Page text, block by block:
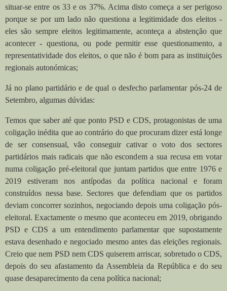
situar-se entre os 33 e os 37%. Acima disto começa a ser perigoso
porque se por um lado não questiona a legitimidade dos eleitos -
eles são sempre eleitos legitimamente, aconteça a abstenção que
acontecer - questiona, ou pode permitir esse questionamento, a
representatividade dos eleitos, o que não é bom para as instituições
regionais autonómicas;
Já no plano partidário e de qual o desfecho parlamentar pós-24 de
Setembro, algumas dúvidas:
Temos que saber até que ponto PSD e CDS, protagonistas de uma
coligação inédita que ao contrário do que procuram dizer está longe
de ser consensual, vão conseguir cativar o voto dos sectores
partidários mais radicais que não escondem a sua recusa em votar
numa coligação pré-eleitoral que juntam partidos que entre 1976 e
2019 estiveram nos antípodas da política nacional e foram
construídos nessa base. Sectores que defendiam que os partidos
deviam concorrer sozinhos, negociando depois uma coligação pós-
eleitoral. Exactamente o mesmo que aconteceu em 2019, obrigando
PSD e CDS a um entendimento parlamentar que supostamente
estava desenhado e negociado mesmo antes das eleições regionais.
Creio que nem PSD nem CDS quiserem arriscar, sobretudo o CDS,
depois do seu afastamento da Assembleia da República e do seu
quase desaparecimento da cena política nacional;